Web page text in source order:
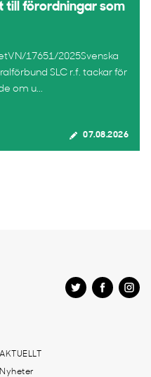
till förordningar som
17651/2025Svenska
SLC r.f. tackar för
om u...
07.08.2026
AKTUELLT
Nyheter